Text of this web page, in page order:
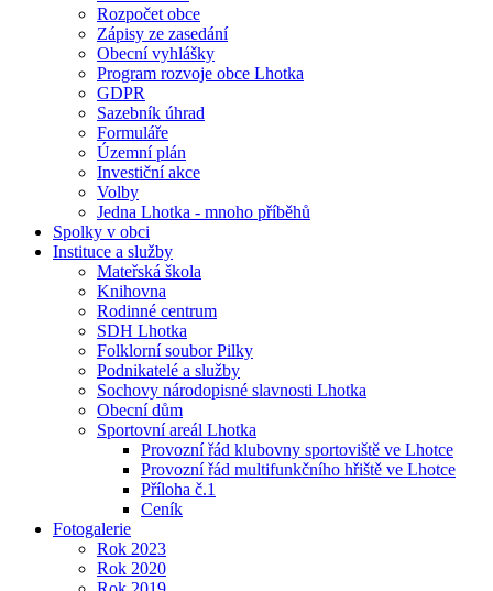
Rozpočet obce
Zápisy ze zasedání
Obecní vyhlášky
Program rozvoje obce Lhotka
GDPR
Sazebník úhrad
Formuláře
Územní plán
Investiční akce
Volby
Jedna Lhotka - mnoho příběhů
Spolky v obci
Instituce a služby
Mateřská škola
Knihovna
Rodinné centrum
SDH Lhotka
Folklorní soubor Pilky
Podnikatelé a služby
Sochovy národopisné slavnosti Lhotka
Obecní dům
Sportovní areál Lhotka
Provozní řád klubovny sportoviště ve Lhotce
Provozní řád multifunkčního hřiště ve Lhotce
Příloha č.1
Ceník
Fotogalerie
Rok 2023
Rok 2020